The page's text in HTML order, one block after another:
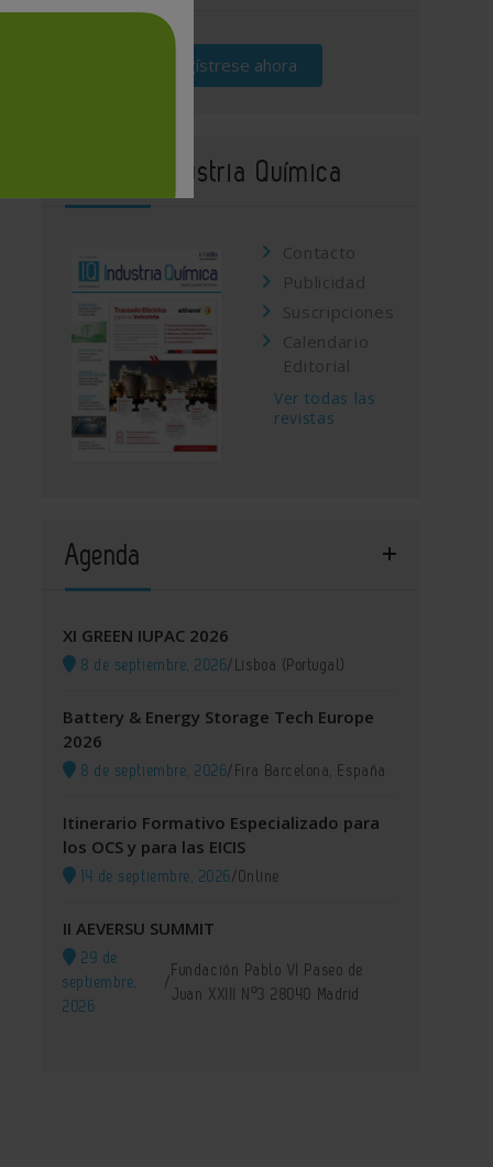
Regístrese ahora
Revista Industria Química
Contacto
Publicidad
Suscripciones
Calendario
Editorial
Ver todas las
revistas
Agenda
XI GREEN IUPAC 2026
8 de septiembre, 2026/Lisboa (Portugal)
Battery & Energy Storage Tech Europe
2026
8 de septiembre, 2026/Fira Barcelona, España
Itinerario Formativo Especializado para
los OCS y para las EICIS
14 de septiembre, 2026/Online
II AEVERSU SUMMIT
29 de
septiembre,
2026
/
Fundación Pablo VI Paseo de
Juan XXIII Nº3 28040 Madrid